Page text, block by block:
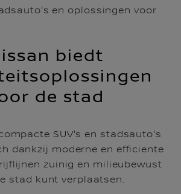
en oplossingen voor
biedt
de stad
SUV's en stadsauto's
dankzij moderne en efficiente
zuinig en milieubewust
stad kunt verplaatsen.